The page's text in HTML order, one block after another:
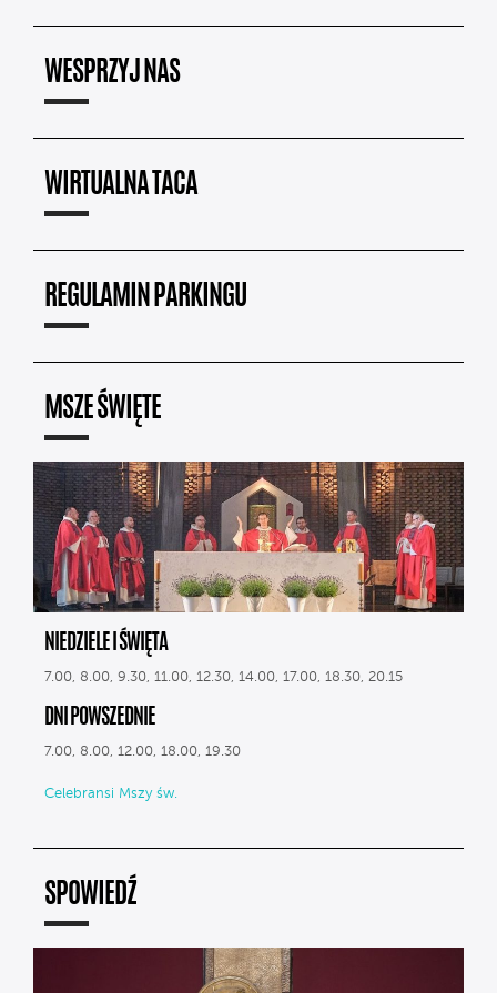
WESPRZYJ NAS
WIRTUALNA TACA
REGULAMIN PARKINGU
MSZE ŚWIĘTE
NIEDZIELE I ŚWIĘTA
7.00, 8.00, 9.30, 11.00, 12.30, 14.00, 17.00, 18.30, 20.15
DNI POWSZEDNIE
7.00, 8.00, 12.00, 18.00, 19.30
Celebransi Mszy św.
SPOWIEDŹ